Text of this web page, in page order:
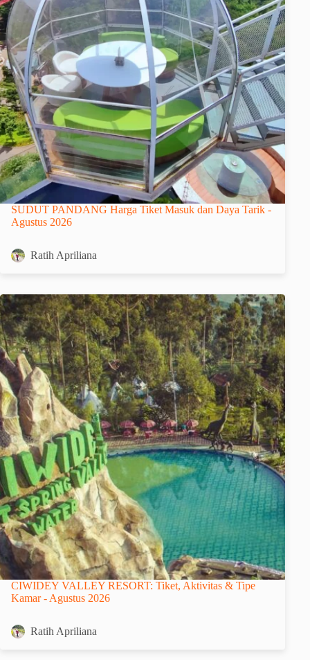
SUDUT PANDANG Harga Tiket Masuk dan Daya Tarik -
Agustus 2026
Ratih Apriliana
CIWIDEY VALLEY RESORT: Tiket, Aktivitas & Tipe
Kamar - Agustus 2026
Ratih Apriliana